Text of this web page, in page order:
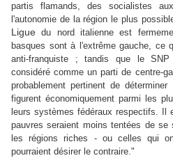
partis flamands, des socialistes
l'autonomie de la région le plus
Liguedu nord italienne est
basques sont à l'extrême gauche, ce
anti-franquiste ; tandis que le
considéré comme un parti de centre-
probablement pertinent de
figurent économiquement parmi les
leurs systèmes fédéraux respectifs.
pauvres seraient moins tentées de se
les régions riches - ou celles qui
pourraient désirer le contraire."